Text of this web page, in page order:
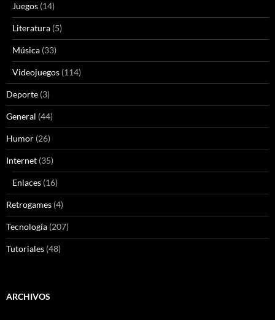
Juegos (14)
Literatura (5)
Música (33)
Videojuegos (114)
Deporte (3)
General (44)
Humor (26)
Internet (35)
Enlaces (16)
Retrogames (4)
Tecnología (207)
Tutoriales (48)
ARCHIVOS